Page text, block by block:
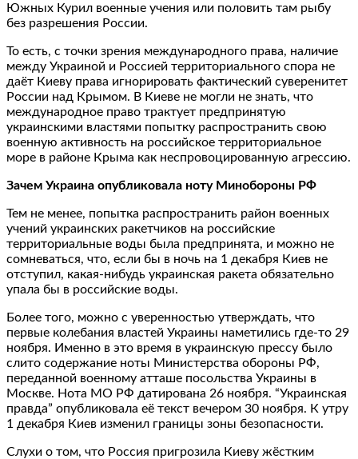
Южных Курил военные учения или половить там рыбу
без разрешения России.
То есть, с точки зрения международного права, наличие
между Украиной и Россией территориального спора не
даёт Киеву права игнорировать фактический суверенитет
России над Крымом. В Киеве не могли не знать, что
международное право трактует предпринятую
украинскими властями попытку распространить свою
военную активность на российское территориальное
море в районе Крыма как неспровоцированную агрессию.
Зачем Украина опубликовала ноту Минобороны РФ
Тем не менее, попытка распространить район военных
учений украинских ракетчиков на российские
территориальные воды была предпринята, и можно не
сомневаться, что, если бы в ночь на 1 декабря Киев не
отступил, какая-нибудь украинская ракета обязательно
упала бы в российские воды.
Более того, можно с уверенностью утверждать, что
первые колебания властей Украины наметились где-то 29
ноября. Именно в это время в украинскую прессу было
слито содержание ноты Министерства обороны РФ,
переданной военному атташе посольства Украины в
Москве. Нота МО РФ датирована 26 ноября. “Украинская
правда” опубликовала её текст вечером 30 ноября. К утру
1 декабря Киев изменил границы зоны безопасности.
Слухи о том, что Россия пригрозила Киеву жёстким